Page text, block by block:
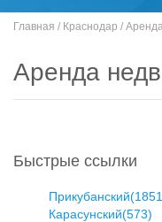
Главная / Краснодар /
Аренда
Быстрые ссылки
Карасунский(573)